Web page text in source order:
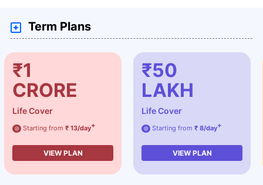
Term Plans
₹1
CRORE
Life Cover
@ Starting from ₹ 13/day+
VIEW PLAN
₹50
LAKH
Life Cover
@ Starting from ₹ 8/day+
VIEW PLAN